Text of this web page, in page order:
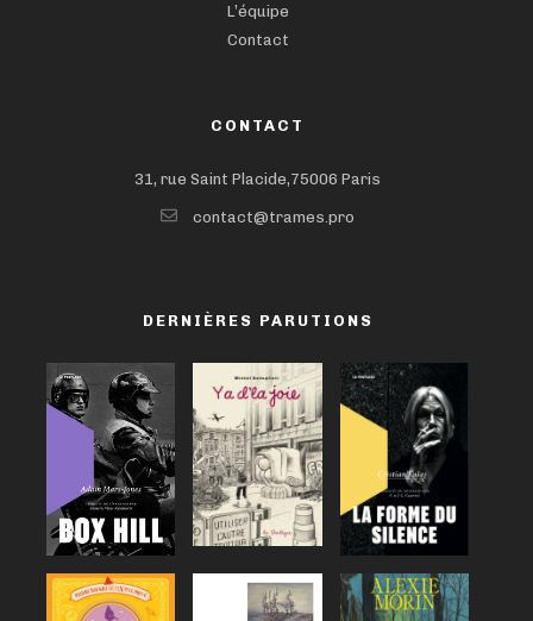
L’équipe
Contact
CONTACT
31, rue Saint Placide,75006 Paris
contact@trames.pro
DERNIÈRES PARUTIONS